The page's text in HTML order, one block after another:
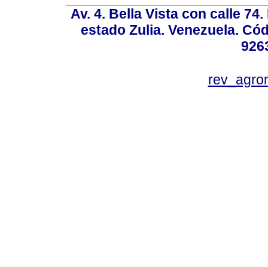
Av. 4. Bella Vista con calle
estado Zulia. Venezuela.